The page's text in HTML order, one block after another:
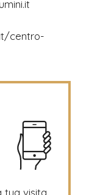
centro-
tua visita.